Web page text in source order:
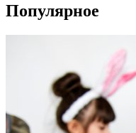
Популярное